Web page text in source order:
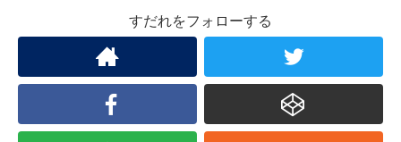
すだれをフォローする